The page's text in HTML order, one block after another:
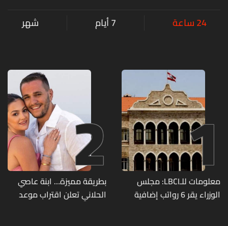
24 ساعة 7 أيام شهر
1
معلومات للـLBCI: مجلس
الوزراء يقر 6 رواتب إضافية
2
بطريقة مميزة… ابنة عاصي
الحلاني تعلن اقتراب موعد